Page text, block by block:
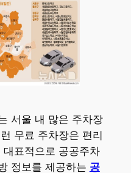
서울 내 많은 주차장
무료 주차장은 편리
표적으로 공공주차
정보를 제공하는 공